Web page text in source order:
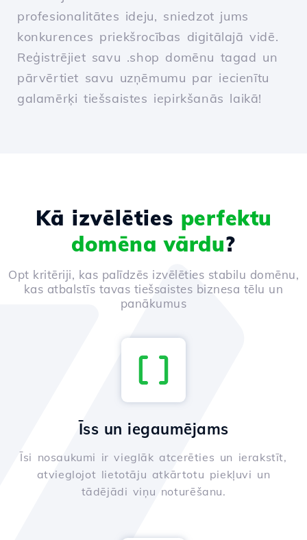
profesionalitātes ideju, sniedzot jums
konkurences priekšrocības digitālajā vidē.
Reģistrējiet savu .shop domēnu tagad un
pārvērtiet savu uzņēmumu par iecienītu
galamērķi tiešsaistes iepirkšanās laikā!
Kā izvēlēties perfektu
domēna vārdu?
Opt kritēriji, kas palīdzēs izvēlēties stabilu domēnu,
kas atbalstīs tavas tiešsaistes biznesa tēlu un
panākumus
Īss un iegaumējams
Īsi nosaukumi ir vieglāk atcerēties un ierakstīt,
atvieglojot lietotāju atkārtotu piekļuvi un
tādējādi viņu noturēšanu.